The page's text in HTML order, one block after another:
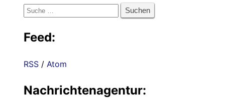
Suche
Feed:
RSS / Atom
Nachrichtenagentur: